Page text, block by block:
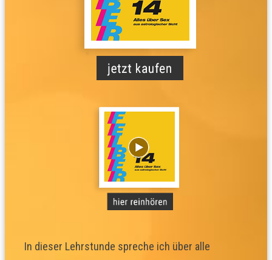
In dieser Lehrstunde spreche ich über alle